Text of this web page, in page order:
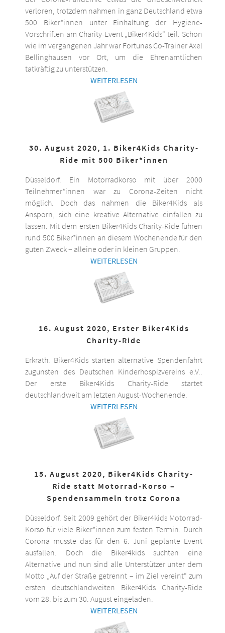
verloren, trotzdem nahmen in ganz Deutschland etwa
500 Biker*innen unter Einhaltung der Hygiene-
Vorschriften am Charity-Event „Biker4Kids“ teil. Schon
wie im vergangenen Jahr war Fortunas Co-Trainer Axel
Bellinghausen vor Ort, um die Ehrenamtlichen
tatkräftig zu unterstützen.
WEITERLESEN
30. August 2020, 1. Biker4Kids Charity-
Ride mit 500 Biker*innen
Düsseldorf. Ein Motorradkorso mit über 2000
Teilnehmer*innen war zu Corona-Zeiten nicht
möglich. Doch das nahmen die Biker4Kids als
Ansporn, sich eine kreative Alternative einfallen zu
lassen. Mit dem ersten Biker4Kids Charity-Ride fuhren
rund 500 Biker*innen an diesem Wochenende für den
guten Zweck – alleine oder in kleinen Gruppen.
WEITERLESEN
16. August 2020, Erster Biker4Kids
Charity-Ride
Erkrath. Biker4Kids starten alternative Spendenfahrt
zugunsten des Deutschen Kinderhospizvereins e.V..
Der erste Biker4Kids Charity-Ride startet
deutschlandweit am letzten August-Wochenende.
WEITERLESEN
15. August 2020, Biker4Kids Charity-
Ride statt Motorrad-Korso –
Spendensammeln trotz Corona
Düsseldorf. Seit 2009 gehört der Biker4kids Motorrad-
Korso für viele Biker*innen zum festen Termin. Durch
Corona musste das für den 6. Juni geplante Event
ausfallen. Doch die Biker4kids suchten eine
Alternative und nun sind alle Unterstützer unter dem
Motto „Auf der Straße getrennt – im Ziel vereint“ zum
ersten deutschlandweiten Biker4Kids Charity-Ride
vom 28. bis zum 30. August eingeladen.
WEITERLESEN